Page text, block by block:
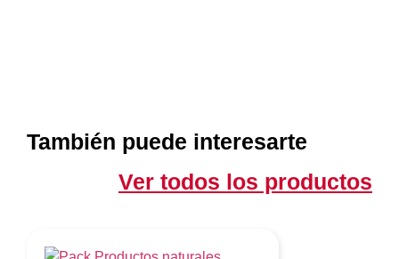
También puede interesarte
Ver todos los productos